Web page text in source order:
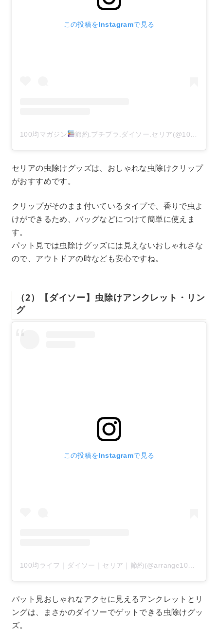
この投稿をInstagramで見る
100均マガジン 節約.プチプラ.ダイソー.セリア(@100kin_mag)がシェアした投稿
セリアの虫除けグッズは、おしゃれな虫除けクリップ
がおすすめです。
クリップがそのまま付いているタイプで、香りで虫よ
けができるため、バッグなどにつけて簡単に使えま
す。
パット見では虫除けグッズには見えないおしゃれさな
ので、アウトドアの時なども安心ですね。
（2）【ダイソー】虫除けアンクレット・リン
グ
この投稿をInstagramで見る
100均ライフ｜ダイソー｜セリア｜節約(@arrange100)がシェアした投稿
パット見おしゃれなアクセに見えるアンクレットとリ
ングは、まさかのダイソーでゲットできる虫除けグッ
ズ。